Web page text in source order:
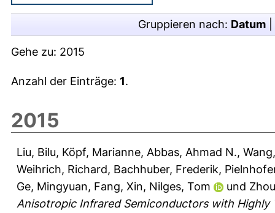
Gruppieren nach: Datum
Gehe zu: 2015
Anzahl der Einträge: 1.
2015
Liu, Bilu, Köpf, Marianne, Abbas, Ahmad N.,
Weihrich, Richard, Bachhuber, Frederik,
Ge, Mingyuan, Fang, Xin, Nilges, Tom und
Anisotropic Infrared Semiconductors with Highly